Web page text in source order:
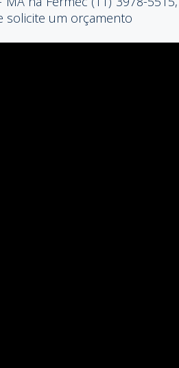
solicite um orçamento